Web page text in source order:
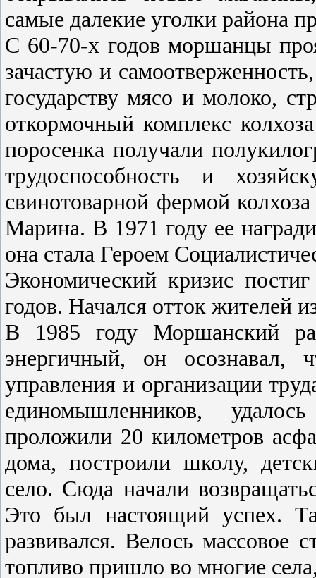
самые далекие уголки района
С 60-70-х годов моршанцы
зачастую и
государству мясо и молоко,
откормочный комплекс
поросенка получали
трудоспособность и
свинотоварной фермой
Марина. В 1971 году ее
она стала Героем
Экономический кризис
годов. Начался отток жителей
В 1985 году Моршанский
энергичный, он осознавал,
управления и организации
единомышленников,
проложили 20 километров
дома, построили школу,
село. Сюда начали
Это был настоящий успех.
развивался. Велось массовое
топливо пришло во многие